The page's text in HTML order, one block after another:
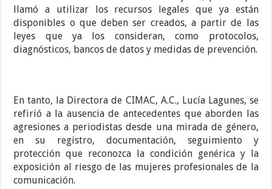
llamó a utilizar los recursos legales que ya están
disponibles o que deben ser creados, a partir de las
leyes que ya los consideran, como protocolos,
diagnósticos, bancos de datos y medidas de prevención.
En tanto, la Directora de CIMAC, A.C., Lucía Lagunes, se
refirió a la ausencia de antecedentes que aborden las
agresiones a periodistas desde una mirada de género,
en su registro, documentación, seguimiento y
protección que reconozca la condición genérica y la
exposición al riesgo de las mujeres profesionales de la
comunicación.